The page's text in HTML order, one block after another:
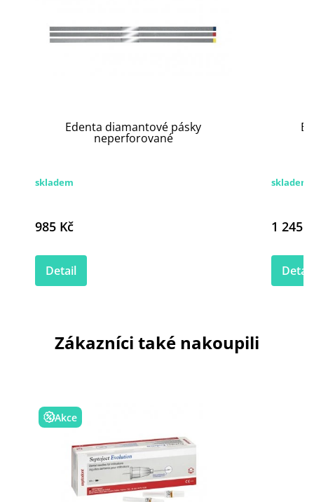
Edenta diamantové pásky
neperforované
skladem
985 Kč
Detail
skladem
1 245
Detail
Zákazníci také nakoupili
Akce